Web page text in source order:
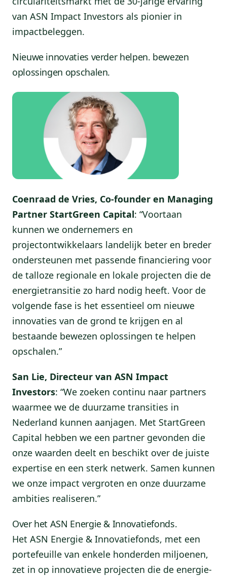
van ASN Impact Investors als pionier in
impactbeleggen.
Nieuwe innovaties verder helpen. bewezen
oplossingen opschalen.
Coenraad de Vries, Co-founder en Managing
Partner StartGreen Capital: “Voortaan
kunnen we ondernemers en
projectontwikkelaars landelijk beter en breder
ondersteunen met passende financiering voor
de talloze regionale en lokale projecten die de
energietransitie zo hard nodig heeft. Voor de
volgende fase is het essentieel om nieuwe
innovaties van de grond te krijgen en al
bestaande bewezen oplossingen te helpen
opschalen.”
San Lie, Directeur van ASN Impact
Investors: “We zoeken continu naar partners
waarmee we de duurzame transities in
Nederland kunnen aanjagen. Met StartGreen
Capital hebben we een partner gevonden die
onze waarden deelt en beschikt over de juiste
expertise en een sterk netwerk. Samen kunnen
we onze impact vergroten en onze duurzame
ambities realiseren.”
Over het ASN Energie & Innovatiefonds.
Het ASN Energie & Innovatiefonds, met een
portefeuille van enkele honderden miljoenen,
zet in op innovatieve projecten die de energie-